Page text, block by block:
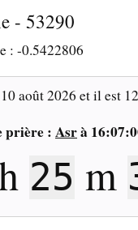
- 53290
: -0.5422806
10 août 2026 et il est
prière : Asrà
25 m